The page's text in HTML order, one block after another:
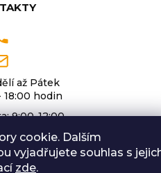
cookie. Dalším
vyjadřujete souhlas s
zde.
až Pátek
18:00 hodin
9:00-12:00
Shoptet